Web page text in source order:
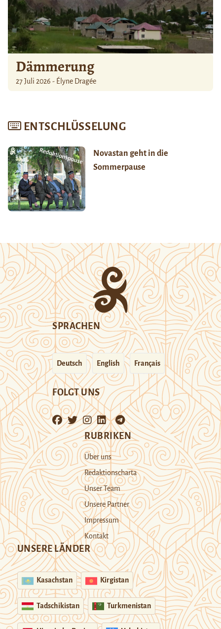
Dämmerung
27 Juli 2026 - Élyne Dragée
ENTSCHLÜSSELUNG
Novastan geht in die
Sommerpause
SPRACHEN
Deutsch English Français
FOLGT UNS
RUBRIKEN
Über uns
Redaktionscharta
Unser Team
Unsere Partner
Impressum
Kontakt
UNSERE LÄNDER
Kasachstan Kirgistan
Tadschikistan Turkmenistan